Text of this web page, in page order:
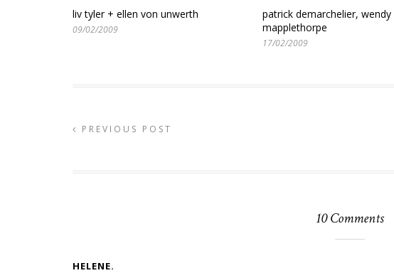
liv tyler + ellen von unwerth
09/02/2009
patrick demarchelier, wendy
mapplethorpe
17/02/2009
PREVIOUS POST
10 Comments
HELENE.